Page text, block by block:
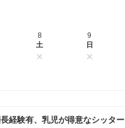
8
土
9
日
経験有、乳児が得意なシッター